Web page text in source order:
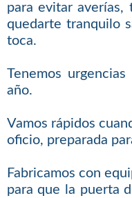
para evitar
quedarte tranquilo
toca.
Tenemos
año.
Vamos rápidos
oficio, preparada
Fabricamos con
para que la puerta